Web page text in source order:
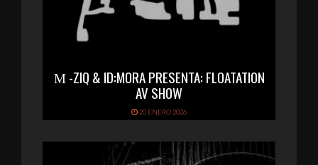
Μ -ZIQ & ID:MORA PRESENTA: FLOATATION
AV SHOW
20 ENERO 2026